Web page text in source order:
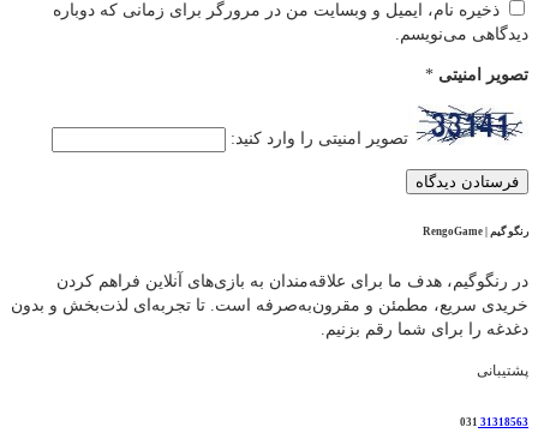
ذخیره نام، ایمیل و وبسایت من در مرورگر برای زمانی که دوباره
دیدگاهی می‌نویسم.
تصویر امنیتی *
تصویر امنیتی را وارد کنید:
رنگو گیم | RengoGame
در رنگوگیم، هدف ما برای علاقه‌مندان به بازی‌های آنلاین فراهم کردن
خریدی سریع، مطمئن و مقرون‌به‌صرفه است. تا تجربه‌ای لذت‌بخش و بدون
دغدغه را برای شما رقم بزنیم.
پشتیبانی
31318563
031